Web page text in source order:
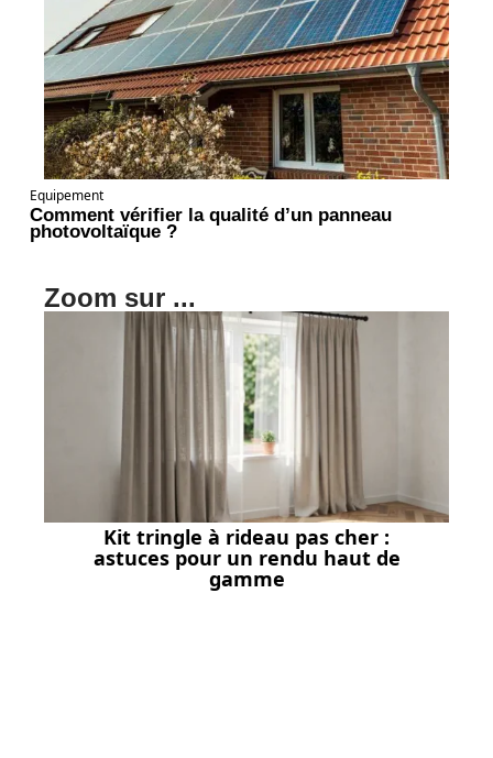
Equipement
Comment vérifier la qualité d’un panneau
photovoltaïque ?
Zoom sur ...
Kit tringle à rideau pas cher :
astuces pour un rendu haut de
gamme